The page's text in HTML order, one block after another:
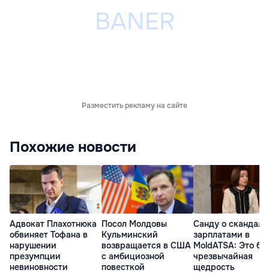
Разместить рекламу на сайте
Похожие новости
Адвокат Плахотнюка
обвиняет Тофана в
нарушении
презумпции
невиновности
Посол Молдовы
Кульминский
возвращается в США
с амбициозной
повесткой
Санду о
зарплатами в
MoldATSA: Это
чрезвычайная
щедрость